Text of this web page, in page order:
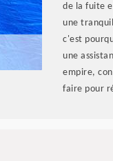
de la fuite
une
c'est
une
empire,
faire pour